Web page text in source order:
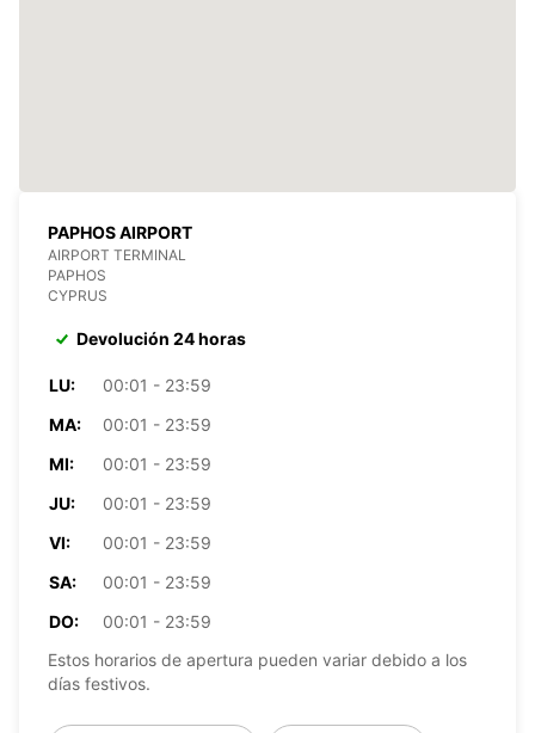
PAPHOS AIRPORT
AIRPORT TERMINAL
PAPHOS
CYPRUS
Devolución 24 horas
LU:
00:01 - 23:59
MA:
00:01 - 23:59
MI:
00:01 - 23:59
JU:
00:01 - 23:59
VI:
00:01 - 23:59
SA:
00:01 - 23:59
DO:
00:01 - 23:59
Estos horarios de apertura pueden variar debido a los
días festivos.